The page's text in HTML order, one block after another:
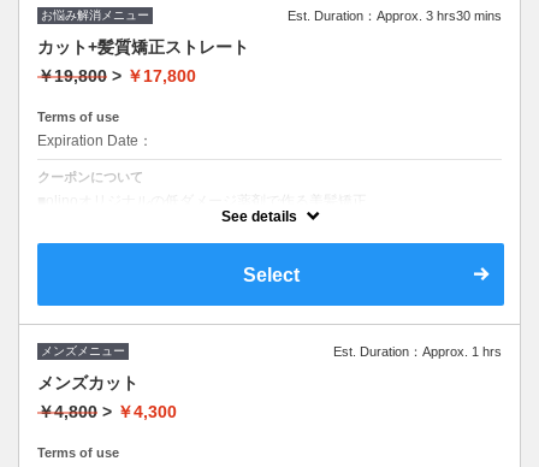
お悩み解消メニュー Est. Duration：Approx. 3 hrs30 mins
カット+髪質矯正ストレート
￥19,800 > ￥17,800
Terms of use
Expiration Date：
クーポンについて
■髪質改善トリートメントと合わせて癖をとりながら全く新しい髪へ
See details
Select
メンズメニュー Est. Duration：Approx. 1 hrs
メンズカット
￥4,800 > ￥4,300
Terms of use